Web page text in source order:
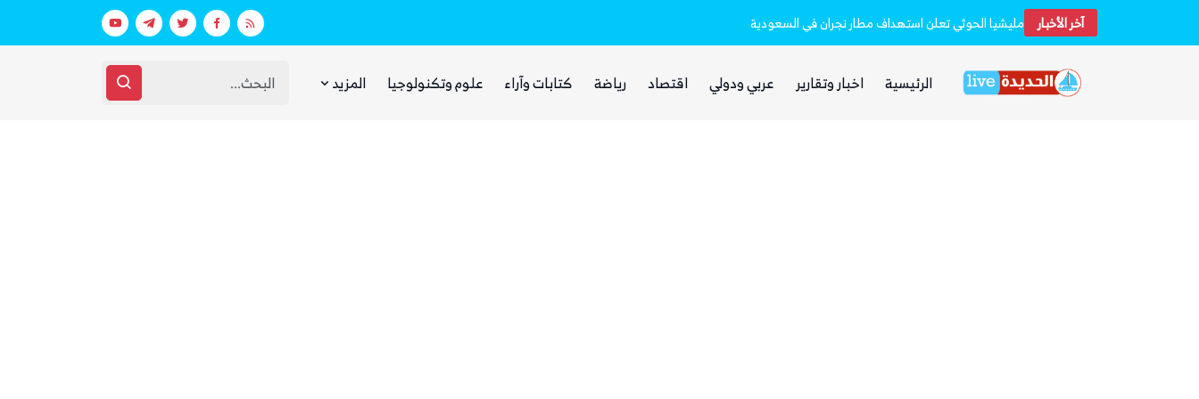
آخر الأخبار مليشيا الحوثي تعلن استهداف مطار نجران في السعودية ذا ناشيونال: توسع حضور الحوثيين في العراق مرتبط بالهجوم على السعودية الحوثيون يختفون من الشارع
الرئيسية اخبار وتقارير عربي ودولي اقتصاد رياضة كتابات وآراء علوم وتكنولوجيا المزيد